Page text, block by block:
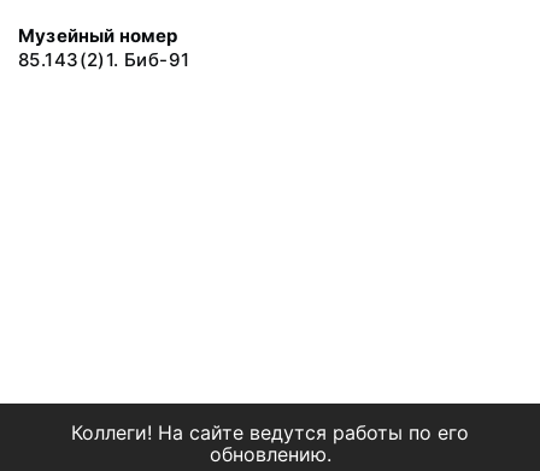
Музейный номер
85.143(2)1. Биб-91
Коллеги! На сайте ведутся работы по его
обновлению.